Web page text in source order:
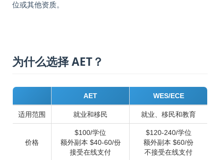
位或其他资质。
为什么选择 AET？
AET WES/ECE
适用范围 就业和移民 就业、移民和教育
价格
$100/学位
额外副本 $40-60/份
接受在线支付
$120-240/学位
额外副本 $60/份
不接受在线支付